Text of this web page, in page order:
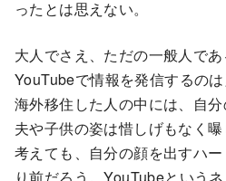
ったとは思えない。
大人でさえ、ただの一般人であ
YouTubeで情報を発信するの
海外移住した人の中には、自分
夫や子供の姿は惜しげもなく
考えても、自分の顔を出すハ
り前だろう。YouTubeという